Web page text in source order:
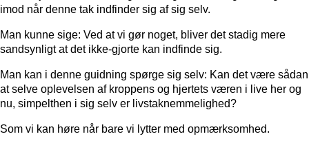
imod når denne tak indfinder sig af sig selv.
Man kunne sige: Ved at vi gør noget, bliver det stadig mere
sandsynligt at det ikke-gjorte kan indfinde sig.
Man kan i denne guidning spørge sig selv: Kan det være sådan
at selve oplevelsen af kroppens og hjertets væren i live her og
nu, simpelthen i sig selv er livstaknemmelighed?
Som vi kan høre når bare vi lytter med opmærksomhed.